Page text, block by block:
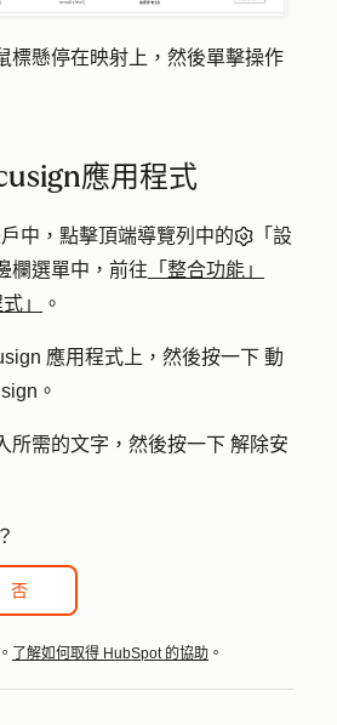
標懸停在映射上，然後單擊操作
應用程式
中，點擊頂端導覽列中的
「設
欄選單中，前往 「整合功能」
」
。
應用程式上，然後按一下 動
。
所需的文字，然後按一下 解除安
否
了解如何取得 HubSpot 的協助 。